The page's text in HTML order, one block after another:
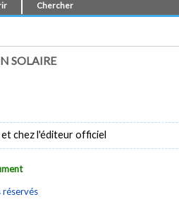
Chercher
SOLAIRE
chez l'éditeur officiel